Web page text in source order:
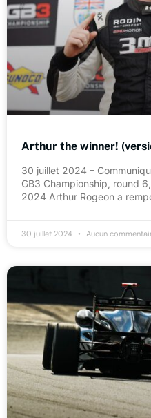
Arthur the winner!
30 juillet 2024 –
GB3 Championship, round
2024 Arthur Rogeon a
30 juillet 2024 Aucun